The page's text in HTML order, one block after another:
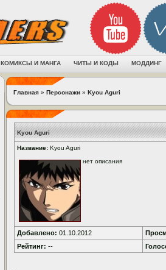
КОМИКСЫ И МАНГА ЧИТЫ И КОДЫ МОДДИНГ
Главная » Персонажи » Kyou Aguri
Kyou Aguri
Название: Kyou Aguri
нет описания
Добавлено: 01.10.2012
Рейтинг: --